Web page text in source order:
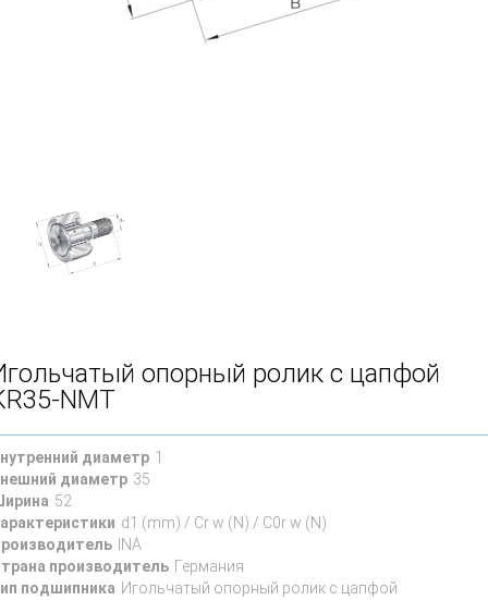
опорный ролик с цапфой
NMT
диаметр 1
диаметр 35
52
d1 (mm) / Cr w (N) / C0r w (N)
INA
производитель Германия
подшипника Игольчатый опорный ролик с цапфой